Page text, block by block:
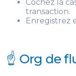
Cochez la
transaction.
Enregistrez
☝️ Org de